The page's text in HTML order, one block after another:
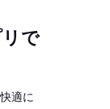
で
適に